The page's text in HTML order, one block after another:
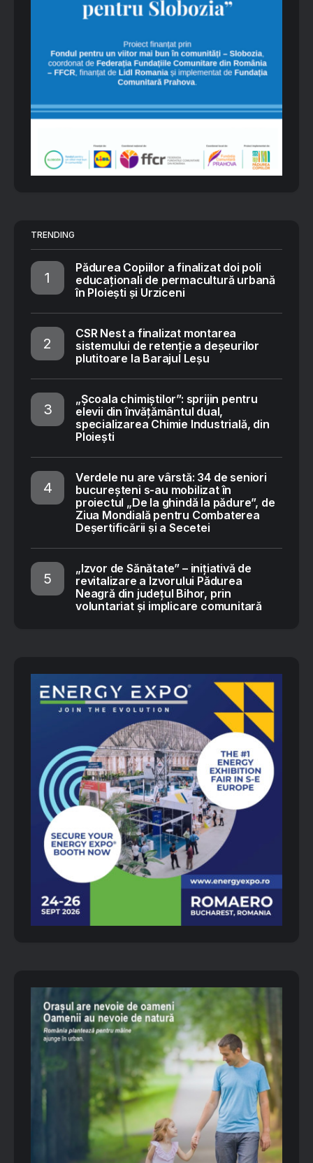
TRENDING
Pădurea Copiilor a finalizat doi poli
educaționali de permacultură urbană
în Ploiești și Urziceni
CSR Nest a finalizat montarea
sistemului de retenție a deșeurilor
plutitoare la Barajul Leșu
„Școala chimiștilor”: sprijin pentru
elevii din învățământul dual,
specializarea Chimie Industrială, din
Ploiești
Verdele nu are vârstă: 34 de seniori
bucureșteni s-au mobilizat în
proiectul „De la ghindă la pădure”, de
Ziua Mondială pentru Combaterea
Deșertificării și a Secetei
„Izvor de Sănătate” – inițiativă de
revitalizare a Izvorului Pădurea
Neagră din județul Bihor, prin
voluntariat și implicare comunitară